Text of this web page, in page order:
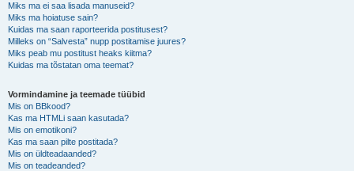
Miks ma ei saa lisada manuseid?
Miks ma hoiatuse sain?
Kuidas ma saan raporteerida postitusest?
Milleks on “Salvesta” nupp postitamise juures?
Miks peab mu postitust heaks kiitma?
Kuidas ma tõstatan oma teemat?
Vormindamine ja teemade tüübid
Mis on BBkood?
Kas ma HTMLi saan kasutada?
Mis on emotikoni?
Kas ma saan pilte postitada?
Mis on üldteadaanded?
Mis on teadeanded?